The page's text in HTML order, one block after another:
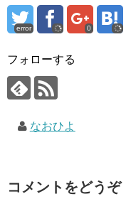
error 0
フォローする
なおひよ
コメントをどうぞ